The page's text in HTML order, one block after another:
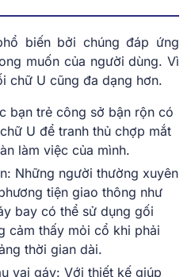
biến bởi chúng đáp ứng
muốn của người dùng. Vì
chữ U cũng đa dạng hơn.
bạn trẻ công sở bận rộn có
U để tranh thủ chợp mắt
làm việc của mình.
Những người thường xuyên
tiện giao thông như
bay có thể sử dụng gối
cảm thấy mỏi cổ khi phải
thời gian dài.
vai gáy: Với thiết kế giúp